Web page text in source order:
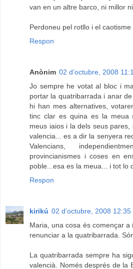
van en un altre barco, ni millor
Perdoneu pel rotllo i el caotisme
Respon
Anònim 02 d’octubre, 2008
Jo sempre he votat al bloc i
portar la quatribarrada i anar
hi han mes alternatives,
tinc clar es quina es la meua
meus iaios i la dels seus
valencia... es a dir la senyera
Valencians,
provincianismes i coses en
poble...esa es la meua... i tot lo
Respon
kirikú 02 d’octubre, 2008 12:35
Maria, una cosa és començar
renunciar a la quatribarrada.
La quatribarrada sempre ha
valencià. Només després de la